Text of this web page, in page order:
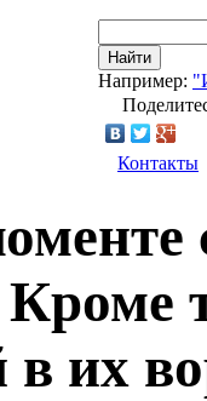
Найти
Например:
Контакты
их